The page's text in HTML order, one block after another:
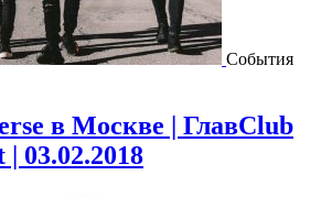
События
в Москве | ГлавClub
03.02.2018